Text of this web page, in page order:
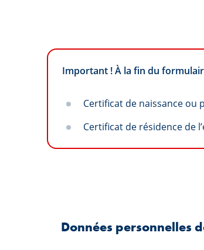
Important ! À la fin du
Certificat de naissance ou
Certificat de résidence de
Données personnelles